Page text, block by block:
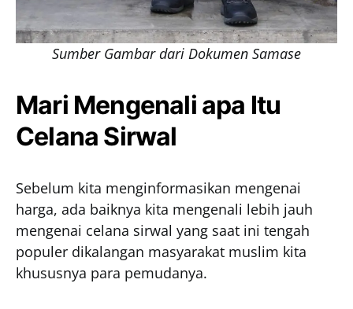
Sumber Gambar dari Dokumen Samase
Mari Mengenali apa Itu
Celana Sirwal
Sebelum kita menginformasikan mengenai
harga, ada baiknya kita mengenali lebih jauh
mengenai celana sirwal yang saat ini tengah
populer dikalangan masyarakat muslim kita
khususnya para pemudanya.